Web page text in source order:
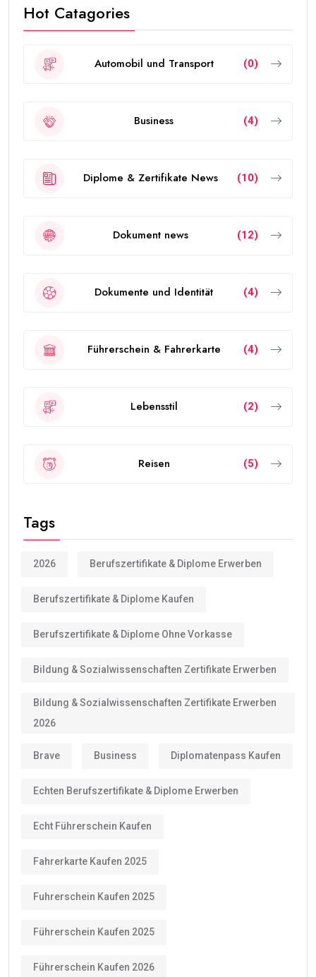
Hot Catagories
Automobil und Transport (0)
Business (4)
Diplome & Zertifikate News (10)
Dokument news (12)
Dokumente und Identität (4)
Führerschein & Fahrerkarte (4)
Lebensstil (2)
Reisen (5)
Tags
2026 Berufszertifikate & Diplome Erwerben
Berufszertifikate & Diplome Kaufen
Berufszertifikate & Diplome Ohne Vorkasse
Bildung & Sozialwissenschaften Zertifikate Erwerben
Bildung & Sozialwissenschaften Zertifikate Erwerben
2026
Brave Business Diplomatenpass Kaufen
Echten Berufszertifikate & Diplome Erwerben
Echt Führerschein Kaufen
Fahrerkarte Kaufen 2025
Fuhrerschein Kaufen 2025
Führerschein Kaufen 2025
Führerschein Kaufen 2026